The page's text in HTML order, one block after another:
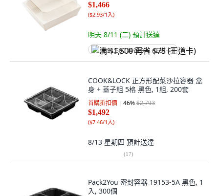
$1,466
($2.93/1入)
明天 8/11 (二) 預計送達
满 $1,500 再省 $75 (王道卡)
COOK&LOCK 正方形配菜沙拉容器 盒
身 + 蓋子組 5格 黑色, 1組, 200套
首購折扣價 46%$2,793
$1,492
($7.46/1入)
8/13 星期四 預計送達
(17)
Pack2You 密封容器 19153-5A 黑色, 1
入, 300個